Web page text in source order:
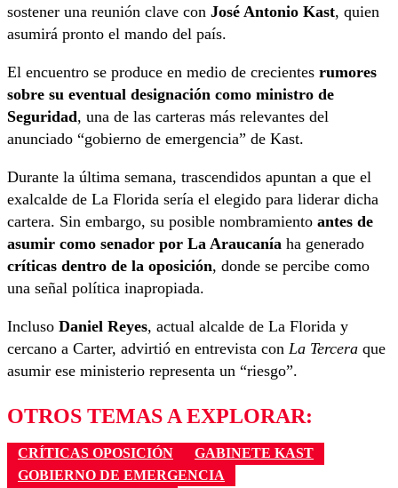
sostener una reunión clave con José Antonio Kast, quien
asumirá pronto el mando del país.
El encuentro se produce en medio de crecientes rumores
sobre su eventual designación como ministro de
Seguridad, una de las carteras más relevantes del
anunciado “gobierno de emergencia” de Kast.
Durante la última semana, trascendidos apuntan a que el
exalcalde de La Florida sería el elegido para liderar dicha
cartera. Sin embargo, su posible nombramiento antes de
asumir como senador por La Araucanía ha generado
críticas dentro de la oposición, donde se percibe como
una señal política inapropiada.
Incluso Daniel Reyes, actual alcalde de La Florida y
cercano a Carter, advirtió en entrevista con La Tercera que
asumir ese ministerio representa un “riesgo”.
OTROS TEMAS A EXPLORAR:
CRÍTICAS OPOSICIÓN
GABINETE KAST
GOBIERNO DE EMERGENCIA